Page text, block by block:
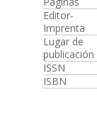
Editor-
Imprenta
Lugar de
publicación
ISSN
ISBN